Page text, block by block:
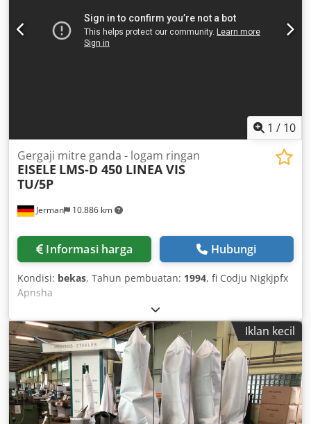
1 / 10
Jerman 10.886 km
Gergaji mitre ganda - logam ringan
EISELE LMS-D 450 LINEA VIS
TU/5P
Informasi harga Hubungi
Kondisi: bekas, Tahun pembuatan: 1994, fi Codju Nigkjpfx
Apnsha
Iklan kecil